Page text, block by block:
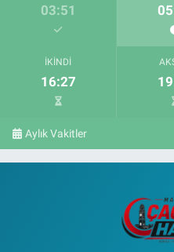
03:51
İKINDI
16:27
Aylık Vakitler